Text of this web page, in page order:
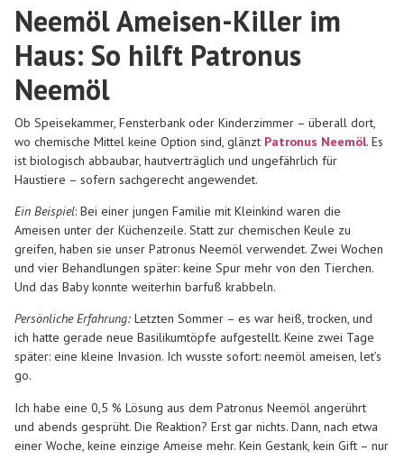
Neemöl Ameisen-Killer im
Haus: So hilft Patronus
Neemöl
Ob Speisekammer, Fensterbank oder Kinderzimmer – überall dort,
wo chemische Mittel keine Option sind, glänzt Patronus Neemöl. Es
ist biologisch abbaubar, hautverträglich und ungefährlich für
Haustiere – sofern sachgerecht angewendet.
Ein Beispiel: Bei einer jungen Familie mit Kleinkind waren die
Ameisen unter der Küchenzeile. Statt zur chemischen Keule zu
greifen, haben sie unser Patronus Neemöl verwendet. Zwei Wochen
und vier Behandlungen später: keine Spur mehr von den Tierchen.
Und das Baby konnte weiterhin barfuß krabbeln.
Persönliche Erfahrung: Letzten Sommer – es war heiß, trocken, und
ich hatte gerade neue Basilikumtöpfe aufgestellt. Keine zwei Tage
später: eine kleine Invasion. Ich wusste sofort: neemöl ameisen, let’s
go.
Ich habe eine 0,5 % Lösung aus dem Patronus Neemöl angerührt
und abends gesprüht. Die Reaktion? Erst gar nichts. Dann, nach etwa
einer Woche, keine einzige Ameise mehr. Kein Gestank, kein Gift – nur